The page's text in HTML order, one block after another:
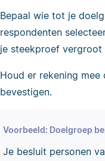
Bepaal wie tot je
respondenten
je steekproef vergroot
Houd er rekening
bevestigen.
Voorbeeld: Doelgroep
Je besluit personen